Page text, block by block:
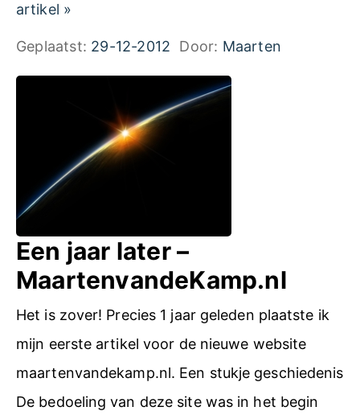
p
a
a
n
d
e
K
a
artikel T
w
a
l
a
»
Geplaatst: 29-12-2012 Door: Maarten
Een jaar later –
MaartenvandeKamp.nl
Het is zover! Precies 1 jaar geleden plaatste ik
mijn eerste artikel voor de nieuwe website
maartenvandekamp.nl. Een stukje geschiedenis
De bedoeling van deze site was in het begin